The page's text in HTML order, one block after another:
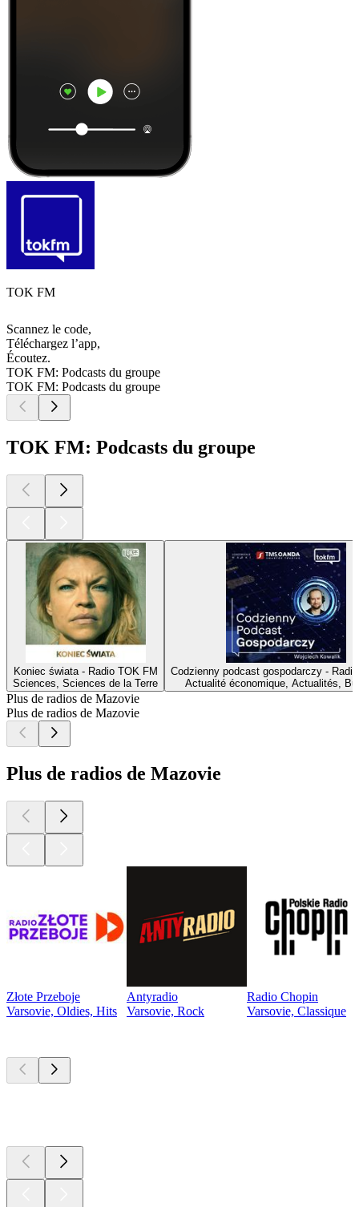
TOK FM
Scannez le code,
Téléchargez l’app,
Écoutez.
TOK FM: Podcasts du groupe
TOK FM: Podcasts du groupe
TOK FM: Podcasts du groupe
Koniec świata - Radio TOK FM
Sciences, Sciences de la Terre
Codzienny podcast gospodarczy -
Actualité économique, Actualités,
Plus de radios de Mazovie
Plus de radios de Mazovie
Plus de radios de Mazovie
Złote Przeboje
Varsovie, Oldies, Hits
Antyradio
Varsovie, Rock
Radio Chopin
Varsovie, Classique